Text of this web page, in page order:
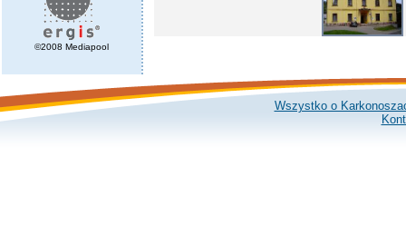
©2008 Mediapool
Wszystko o